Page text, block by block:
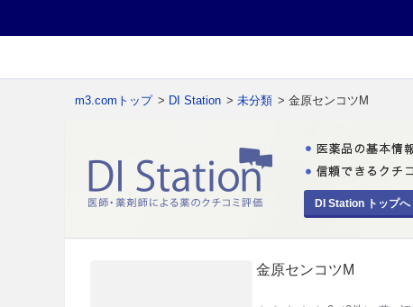
m3.comトップ > DI Station > 未分類 > 金原センコツM
DI Station トップへ
金原センコツM